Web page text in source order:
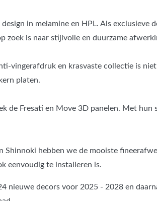
design in melamine en HPL. Als
zoek is naar stijlvolle en duurzame
vingerafdruk en krasvaste collectie is
platen.
de Fresati en Move 3D panelen. Met
Shinnoki hebben we de mooiste
eenvoudig te installeren is.
nieuwe decors voor 2025 - 2028 en